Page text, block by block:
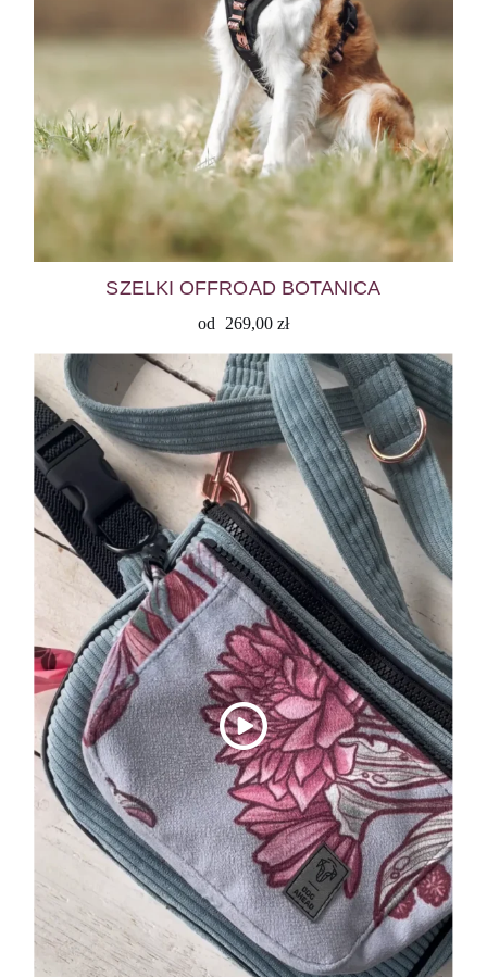
SZELKI OFFROAD BOTANICA
od 269,00 zł